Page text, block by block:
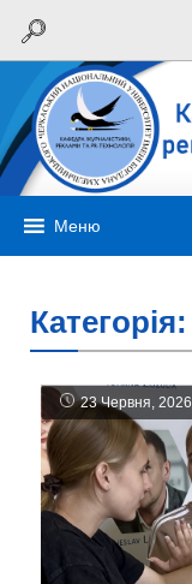
Меню
Категорія:
23 Червня, 2026